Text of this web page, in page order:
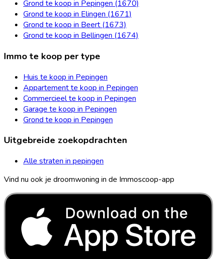
Grond te koop in Pepingen (1670)
Grond te koop in Elingen (1671)
Grond te koop in Beert (1673)
Grond te koop in Bellingen (1674)
Immo te koop per type
Huis te koop in Pepingen
Appartement te koop in Pepingen
Commercieel te koop in Pepingen
Garage te koop in Pepingen
Grond te koop in Pepingen
Uitgebreide zoekopdrachten
Alle straten in pepingen
Vind nu ook je droomwoning in de Immoscoop-app